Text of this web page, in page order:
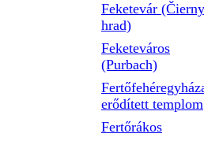
Feketevár (Čierny
hrad)
Feketeváros
(Purbach)
erődített templom
Fertőrákos